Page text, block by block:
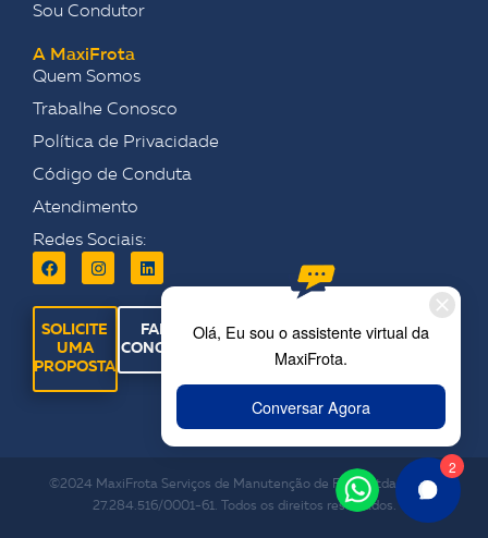
Sou Condutor
A MaxiFrota
Quem Somos
Trabalhe Conosco
Política de Privacidade
Código de Conduta
Atendimento
Redes Sociais:
SOLICITE
UMA
PROPOSTA
FALE
CONOSCO
©2024 MaxiFrota Serviços de Manutenção de Frota Ltda. CNPJ:
27.284.516/0001-61. Todos os direitos reservados.